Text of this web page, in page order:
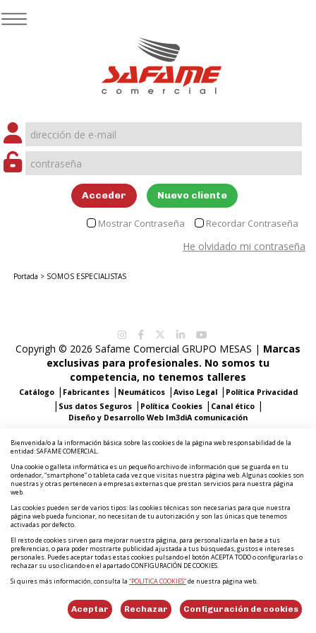
Acceder Nuevo cliente
Mostrar Contraseña Recordar Contraseña
He olvidado mi contraseña
Portada > SOMOS ESPECIALISTAS
Copyrigh © 2026 Safame Comercial GRUPO MESAS | Marcas
exclusivas para profesionales. No somos tu
competencia, no tenemos talleres
Catálogo| Fabricantes| Neumáticos| Aviso Legal| Política Privacidad
| Sus datos Seguros | Política Cookies | Canal ético |
Diseño y Desarrollo Web Im3diA comunicación
Bienvenida/o a la información básica sobre las cookies de la página web responsabilidad de la
entidad: SAFAME COMERCIAL.
Una cookie o galleta informática es un pequeño archivo de información que se guarda en tu
ordenador, “smartphone” o tableta cada vez que visitas nuestra página web. Algunas cookies son
nuestras y otras pertenecen a empresas externas que prestan servicios para nuestra página
web.
Las cookies pueden ser de varios tipos: las cookies técnicas son necesarias para que nuestra
página web pueda funcionar, no necesitan de tu autorización y son las únicas que tenemos
activadas por defecto.
El resto de cookies sirven para mejorar nuestra página, para personalizarla en base a tus
preferencias, o para poder mostrarte publicidad ajustada a tus búsquedas, gustos e intereses
personales. Puedes aceptar todas estas cookies pulsando el botón ACEPTA TODO o configurarlas o
rechazar su uso clicando en el apartado CONFIGURACIÓN DE COOKIES.
Si quires más información, consulta la “POLITICA COOKIES”de nuestra página web.
Aceptar Rechazar Configuración de cookies